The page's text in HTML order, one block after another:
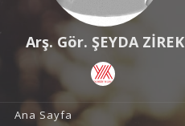
Arş. Gör. ŞEYDA ZİREK
Ana Sayfa